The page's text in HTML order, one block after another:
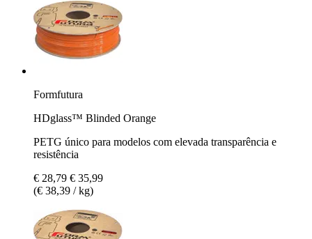
Formfutura
HDglass™ Blinded Orange
PETG único para modelos com elevada transparência e
resistência
€ 28,79 € 35,99
(€ 38,39 / kg)